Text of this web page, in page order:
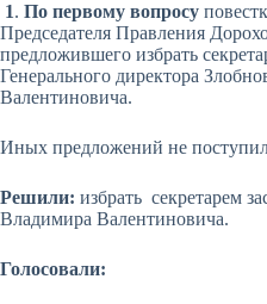
1. По первому вопросу
Председателя Правления
предложившего избрать
Генерального директора
Валентиновича.
Иных предложений не
Решили: избрать секретарем
Владимира Валентиновича.
Голосовали: